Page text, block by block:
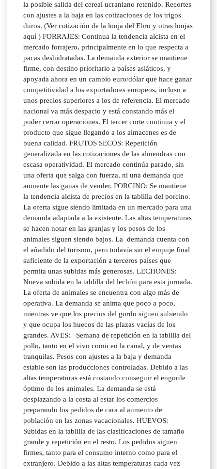
la posible salida del cereal ucraniano retenido. Recortes
con ajustes a la baja en las cotizaciones de los trigos
duros. (Ver cotización de la lonja del Ebro y otras lonjas
aquí ) FORRAJES: Continua la tendencia alcista en el
mercado forrajero, principalmente en lo que respecta a
pacas deshidratadas. La demanda exterior se mantiene
firme, con destino prioritario a países asiáticos, y
apoyada ahora en un cambio euro/dólar que hace ganar
competitividad a los exportadores europeos, incluso a
unos precios superiores a los de referencia. El mercado
nacional va más despacio y está constando más el
poder cerrar operaciones. El tercer corte continua y el
producto que sigue llegando a los almacenes es de
buena calidad. FRUTOS SECOS: Repetición
generalizada en las cotizaciones de las almendras con
escasa operatividad. El mercado continúa parado, sin
una oferta que salga con fuerza, ni una demanda que
aumente las ganas de vender. PORCINO: Se mantiene
la tendencia alcista de precios en la tablilla del porcino.
La oferta sigue siendo limitada en un mercado para una
demanda adaptada a la existente. Las altas temperaturas
se hacen notar en las granjas y los pesos de los
animales siguen siendo bajos. La demanda cuenta con
el añadido del turismo, pero todavía sin el empuje final
suficiente de la exportación a terceros países que
permita unas subidas más generosas. LECHONES:
Nueva subida en la tablilla del lechón para esta jornada.
La oferta de animales se encuentra con algo más de
operativa. La demanda se anima que poco a poco,
mientras ve que los precios del gordo siguen subiendo
y que ocupa los huecos de las plazas vacías de los
grandes. AVES: Semana de repetición en la tablilla del
pollo, tanto en el vivo como en la canal, y de ventas
tranquilas. Pesos con ajustes a la baja y demanda
estable son las producciones controladas. Debido a las
altas temperaturas está costando conseguir el engorde
óptimo de los animales. La demanda se está
desplazando a la costa al estar los comercios
preparando los pedidos de cara al aumento de
población en las zonas vacacionales. HUEVOS:
Subidas en la tablilla de las clasificaciones de tamaño
grande y repetición en el resto. Los pedidos siguen
firmes, tanto para el consumo interno como para el
extranjero. Debido a las altas temperaturas cada vez